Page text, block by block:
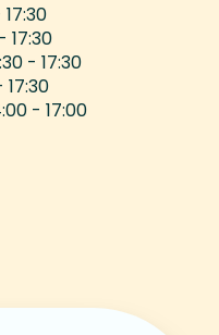
17:30
- 17:30
17:30
- 17:00